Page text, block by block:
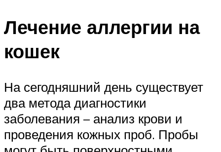
Лечение аллергии на
кошек
На сегодняшний день существует
два метода диагностики
заболевания – анализ крови и
проведения кожных проб. Пробы